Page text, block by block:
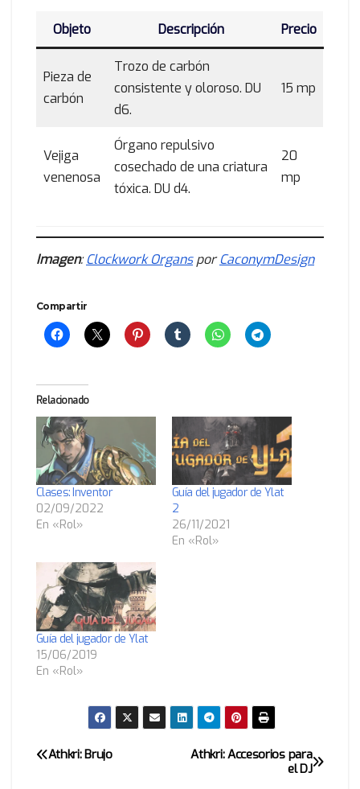
Objeto Descripción Precio
Pieza de
carbón
Trozo de carbón
consistente y oloroso. DU
d6.
15 mp
Vejiga
venenosa
Órgano repulsivo
cosechado de una criatura
tóxica. DU d4.
20
mp
Imagen:Clockwork OrgansporCaconymDesign
Compartir
Relacionado
Clases: Inventor
02/09/2022
En «Rol»
Guía del jugador de Ylat
2
26/11/2021
En «Rol»
Guía del jugador de Ylat
15/06/2019
En «Rol»
Navegación
Athkri: Accesorios para
el DJ
Athkri: Brujo